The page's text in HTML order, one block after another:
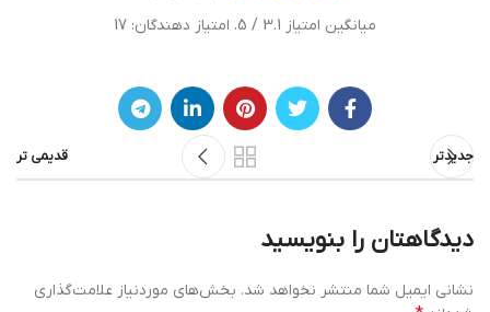
میانگین امتیاز 3.1 / 5. امتیاز دهندگان: 17
جدیدتر قدیمی تر
دیدگاهتان را بنویسید
نشانی ایمیل شما منتشر نخواهد شد. بخش‌های موردنیاز علامت‌گذاری